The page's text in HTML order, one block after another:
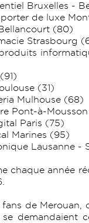
Bruxelles -
porter de luxe
(80)
Strasbourg
(31)
Mulhouse (68)
Pont-à-
Paris (75)
Marines (95)
Lausanne -
chaque année
de Merouan,
demandaient